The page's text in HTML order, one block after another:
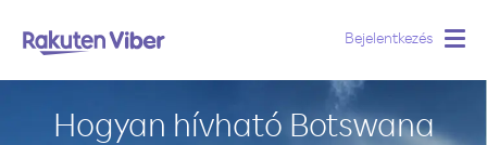
Bejelentkezés
Hogyan hívható Botswana